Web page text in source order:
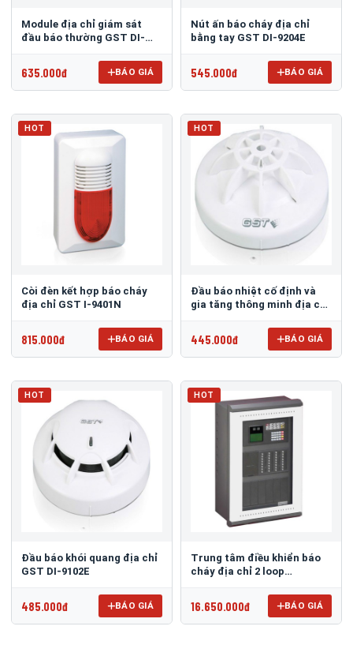
Module địa chỉ giám sát
đầu báo thường GST DI-
635.000đ BÁO GIÁ
Nút ấn báo cháy địa chỉ
bằng tay GST DI-9204E
545.000đ BÁO GIÁ
HOT
Còi đèn kết hợp báo cháy
địa chỉ GST I-9401N
815.000đ BÁO GIÁ
HOT
Đầu báo nhiệt cố định và
gia tăng thông minh địa chỉ
445.000đ BÁO GIÁ
HOT
Đầu báo khói quang địa chỉ
GST DI-9102E
485.000đ BÁO GIÁ
HOT
Trung tâm điều khiển báo
cháy địa chỉ 2 loop
16.650.000đ BÁO GIÁ